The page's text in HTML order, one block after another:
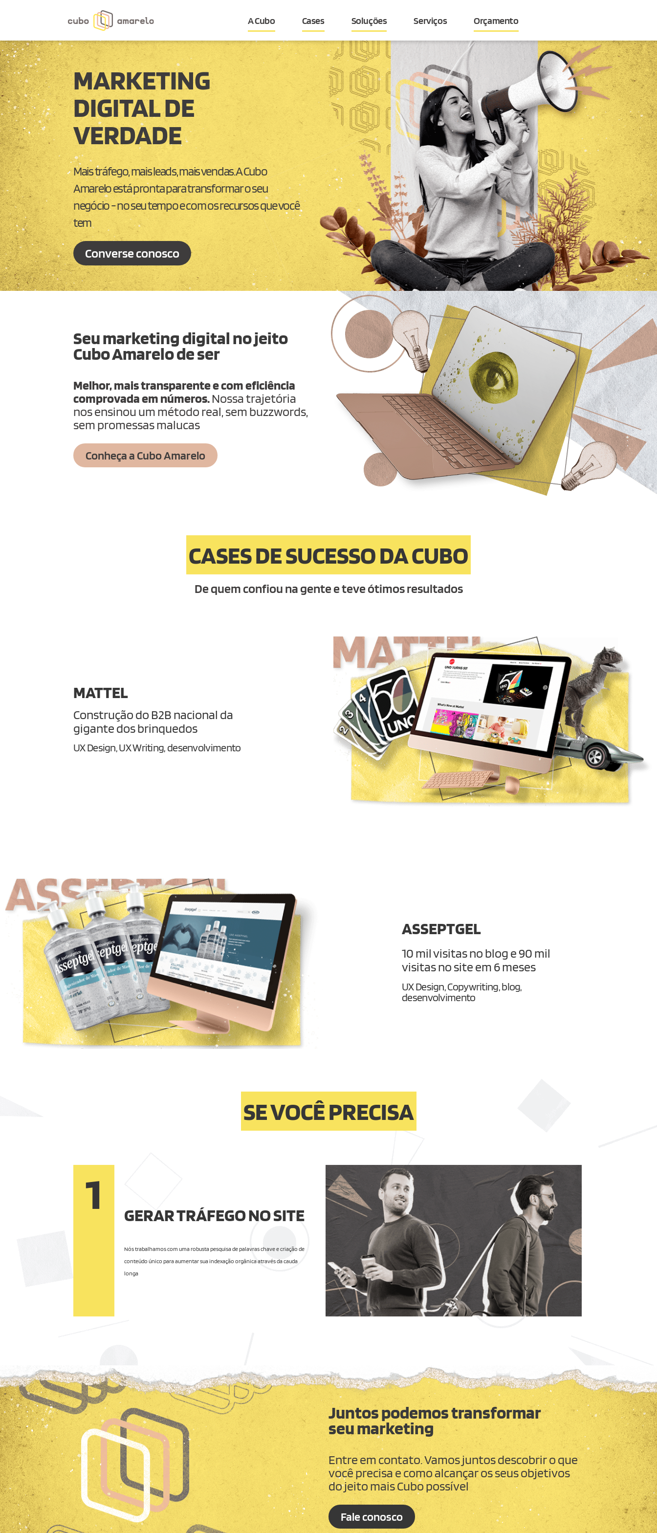
A Cubo Cases Soluções Serviços Orçamento
MARKETING
DIGITAL DE
VERDADE
Mais tráfego, mais leads, mais vendas. A Cubo
Amarelo está pronta para transformar o seu
negócio - no seu tempo e com os recursos que você
tem
Converse conosco
Seu marketing digital no jeito
Cubo Amarelo de ser
Melhor, mais transparente e com eficiência
comprovada em números.Nossa trajetória
nos ensinou um método real, sem buzzwords,
sem promessas malucas
Conheça a Cubo Amarelo
CASES DE SUCESSO DA CUBO
De quem confiou na gente e teve ótimos resultados
MATTEL
Construção do B2B nacional da
gigante dos brinquedos
UX Design, UX Writing, desenvolvimento
ASSEPTGEL
10 mil visitas no blog e 90 mil
visitas no site em 6 meses
UX Design, Copywriting, blog,
desenvolvimento
SE VOCÊ PRECISA
1 GERAR TRÁFEGO NO SITE
Nós trabalhamos com uma robusta pesquisa de palavras chave e criação de
conteúdo único para aumentar sua indexação orgânica através da cauda
longa
Juntos podemos transformar
seu marketing
Entre em contato. Vamos juntos descobrir o que
você precisa e como alcançar os seus objetivos
do jeito mais Cubo possível
Fale conosco